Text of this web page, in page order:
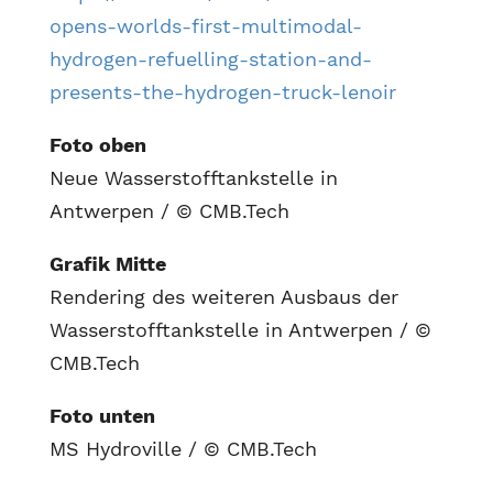
opens-worlds-first-multimodal-
hydrogen-refuelling-station-and-
presents-the-hydrogen-truck-lenoir
Foto oben
Neue Wasserstofftankstelle in
Antwerpen / © CMB.Tech
Grafik Mitte
Rendering des weiteren Ausbaus der
Wasserstofftankstelle in Antwerpen / ©
CMB.Tech
Foto unten
MS Hydroville / © CMB.Tech